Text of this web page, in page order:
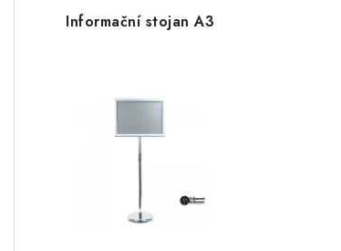
Informační stojan A3